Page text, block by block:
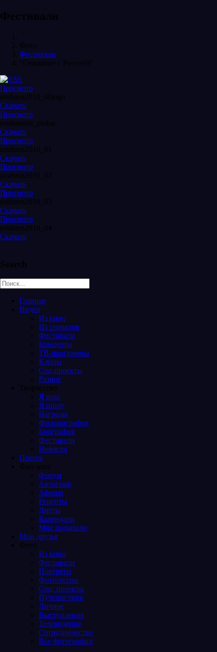
Фестивали
Фото
Фестивали
"Свидание с Россией"
Просмотр
svidsros2010_00logo
Скачать
Просмотр
svidsrussia_plakat
Скачать
Просмотр
svidsros2010_01
Скачать
Просмотр
svidsros2010_02
Скачать
Просмотр
svidsros2010_03
Скачать
Просмотр
svidsros2010_04
Скачать
Search
Главная
Видео
Из кино
Из сериалов
Фестивали
Концерты
ТВ-программы
Клипы
Соц.проекты
Разное
Творчество
Я пою
Я пишу
Награды
Фильмография
Биография
Фестивали
Новости
Пресса
Фан-зона
Форум
Автограф
Афиши
Рецепты
Диеты
Календари
Мне подарили
Мои друзья
Фото
Из кино
Фестивали
Портреты
Фотосессии
Соц. проекты
Путешествия
Личное
Выступления
Телевидение
Сотрудничество
Все фотографии